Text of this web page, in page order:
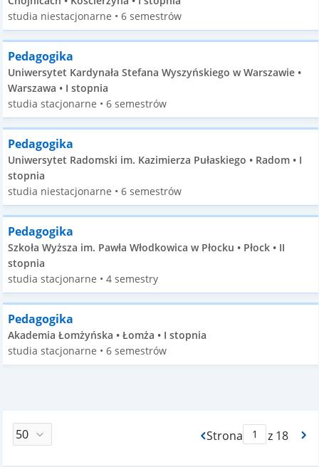
studia niestacjonarne • 6 semestrów
Pedagogika
Uniwersytet Kardynała Stefana Wyszyńskiego w Warszawie •
Warszawa • I stopnia
studia stacjonarne • 6 semestrów
Pedagogika
Uniwersytet Radomski im. Kazimierza Pułaskiego • Radom • I
stopnia
studia niestacjonarne • 6 semestrów
Pedagogika
Szkoła Wyższa im. Pawła Włodkowica w Płocku • Płock • II
stopnia
studia stacjonarne • 4 semestry
Pedagogika
Akademia Łomżyńska • Łomża • I stopnia
studia stacjonarne • 6 semestrów
Strona
Max Stronaz 18